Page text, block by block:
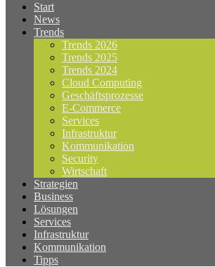
Start
News
Trends
Trends 2026
Trends 2025
Trends 2024
Cloud Computing
Geschäftsprozesse
E-Commerce
Services
Infrastruktur
Kommunikation
Security
Wirtschaft
Strategien
Business
Lösungen
Services
Infrastruktur
Kommunikation
Tipps